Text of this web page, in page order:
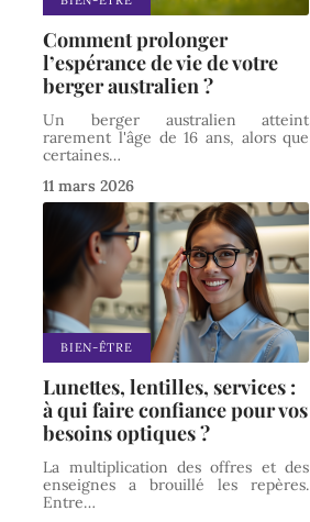
Comment prolonger
l’espérance de vie de votre
berger australien ?
Un berger australien atteint
rarement l'âge de 16 ans, alors que
certaines…
11 mars 2026
BIEN-ÊTRE
Lunettes, lentilles, services :
à qui faire confiance pour vos
besoins optiques ?
La multiplication des offres et des
enseignes a brouillé les repères.
Entre…